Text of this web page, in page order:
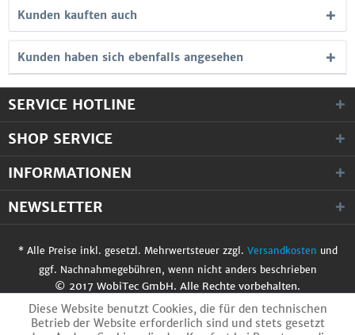
Kunden kauften auch
Kunden haben sich ebenfalls angesehen
SERVICE HOTLINE
SHOP SERVICE
INFORMATIONEN
NEWSLETTER
* Alle Preise inkl. gesetzl. Mehrwertsteuer zzgl. Versandkosten und
ggf. Nachnahmegebühren, wenn nicht anders beschrieben
© 2017 WobiTec GmbH. Alle Rechte vorbehalten.
Diese Website benutzt Cookies, die für den technischen
Betrieb der Website erforderlich sind und stets gesetzt